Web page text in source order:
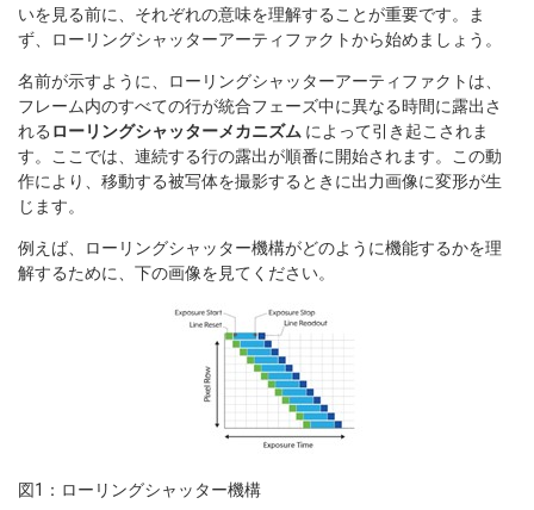
いを見る前に、それぞれの意味を理解することが重要です。ま
ず、ローリングシャッターアーティファクトから始めましょう。
名前が示すように、ローリングシャッターアーティファクトは、
フレーム内のすべての行が統合フェーズ中に異なる時間に露出さ
れる ローリングシャッターメカニズム によって引き起こされま
す。ここでは、連続する行の露出が順番に開始されます。この動
作により、移動する被写体を撮影するときに出力画像に変形が生
じます。
例えば、ローリングシャッター機構がどのように機能するかを理
解するために、下の画像を見てください。
図1：ローリングシャッター機構